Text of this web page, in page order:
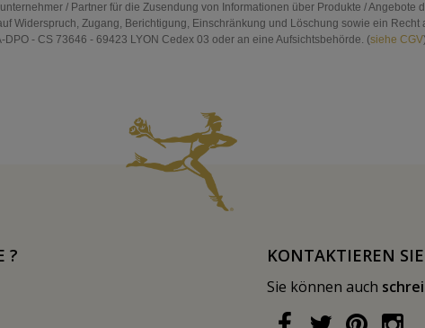
/ Partner für die Zusendung von Informationen über Produkte /
Widerspruch, Zugang, Berichtigung, Einschränkung und Löschung sowie ein
DPO - CS 73646 - 69423 LYON Cedex 03 oder an eine Aufsichtsbehörde. (siehe CGV
? KONTAKTIEREN
Sie können auch